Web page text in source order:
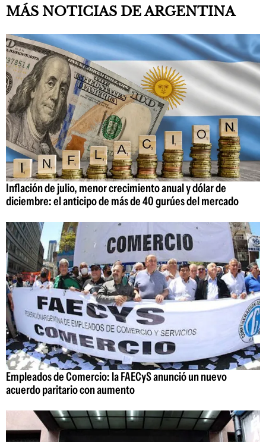
MÁS NOTICIAS DE ARGENTINA
Inflación de julio, menor crecimiento anual y dólar de
diciembre: el anticipo de más de 40 gurúes del mercado
Empleados de Comercio: la FAECyS anunció un nuevo
acuerdo paritario con aumento